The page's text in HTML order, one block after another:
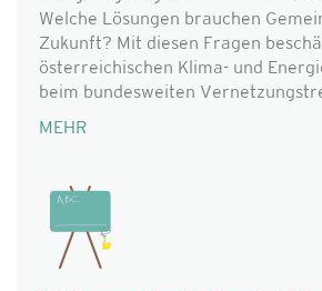
Welche Lösungen brauchen
Zukunft? Mit diesen Fragen
österreichischen Klima- und
beim bundesweiten
MEHR